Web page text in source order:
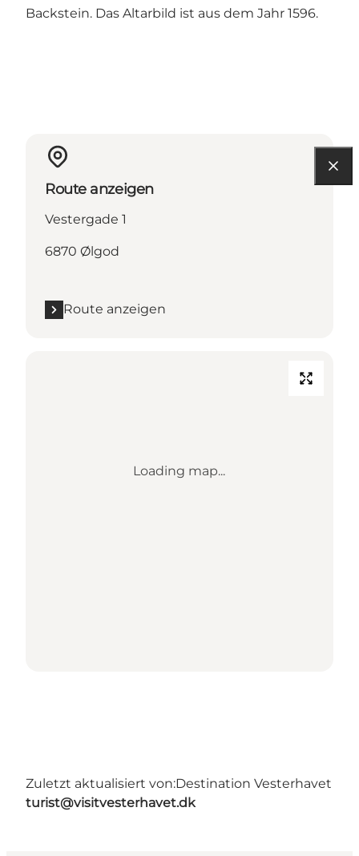
Backstein. Das Altarbild ist aus dem Jahr 1596.
Route anzeigen
Vestergade 1
6870 Ølgod
Route anzeigen
Loading map...
Zuletzt aktualisiert von:Destination Vesterhavet
turist@visitvesterhavet.dk